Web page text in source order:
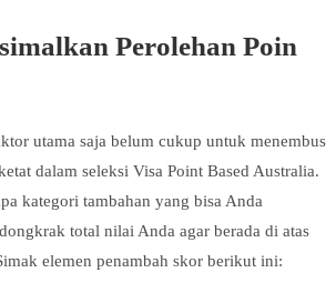
Perolehan Poin
utama saja belum cukup untuk menembus
dalam seleksi Visa Point Based Australia.
kategori tambahan yang bisa Anda
total nilai Anda agar berada di atas
elemen penambah skor berikut ini: